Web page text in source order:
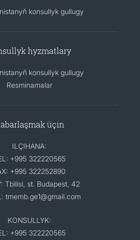
konsullyk gullugy
hyzmatlary
konsullyk gullugy
Resminamalar
üçin
ILÇIHANA:
+995 322220565
+995 322252890
Tbilisi, st. Budapest, 42
tmemb.ge1@gmail.com
KONSULLYK:
+995 322220565